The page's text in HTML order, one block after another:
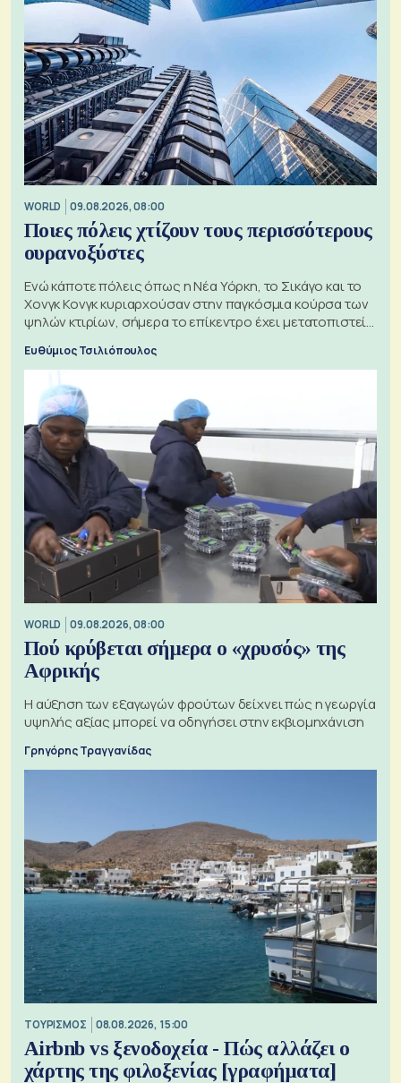
WORLD 09.08.2026, 08:00
Ποιες πόλεις χτίζουν τους περισσότερους
ουρανοξύστες
Ενώ κάποτε πόλεις όπως η Νέα Υόρκη, το Σικάγο και το
Χονγκ Κονγκ κυριαρχούσαν στην παγκόσμια κούρσα των
ψηλών κτιρίων, σήμερα το επίκεντρο έχει μετατοπιστεί
Ευθύμιος Τσιλιόπουλος
WORLD 09.08.2026, 08:00
Πού κρύβεται σήμερα ο «χρυσός» της
Αφρικής
Η αύξηση των εξαγωγών φρούτων δείχνει πώς η γεωργία
υψηλής αξίας μπορεί να οδηγήσει στην εκβιομηχάνιση
Γρηγόρης Τραγγανίδας
ΤΟΥΡΙΣΜΟΣ 08.08.2026, 15:00
Airbnb vs ξενοδοχεία - Πώς αλλάζει ο
χάρτης της φιλοξενίας [γραφήματα]